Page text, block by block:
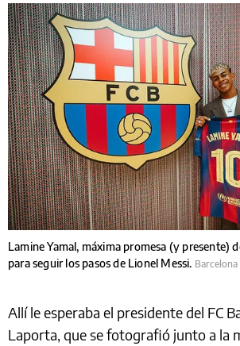
Lamine Yamal, máxima promesa (y presente)
para seguir los pasos de Lionel Messi. Barcelona
Allí le esperaba el presidente del FC
Laporta, que se fotografió junto a la